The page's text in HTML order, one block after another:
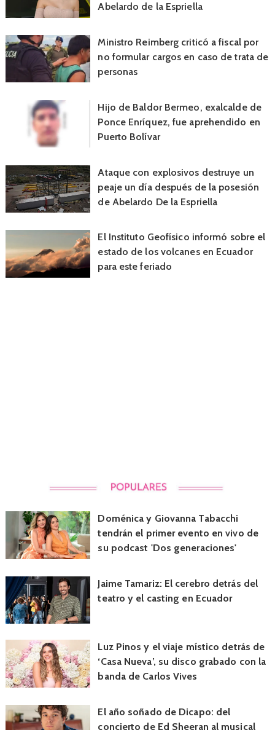
Abelardo de la Espriella
Ministro Reimberg criticó a fiscal por
no formular cargos en caso de trata de
personas
Hijo de Baldor Bermeo, exalcalde de
Ponce Enríquez, fue aprehendido en
Puerto Bolívar
Ataque con explosivos destruye un
peaje un día después de la posesión
de Abelardo De la Espriella
El Instituto Geofísico informó sobre el
estado de los volcanes en Ecuador
para este feriado
Doménica y Giovanna Tabacchi
tendrán el primer evento en vivo de
su podcast 'Dos generaciones'
Jaime Tamariz: El cerebro detrás del
teatro y el casting en Ecuador
Luz Pinos y el viaje místico detrás de
‘Casa Nueva’, su disco grabado con la
banda de Carlos Vives
El año soñado de Dicapo: del
concierto de Ed Sheeran al musical